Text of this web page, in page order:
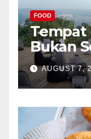
FOOD
Tempat
Bukan
AUGUST 7,